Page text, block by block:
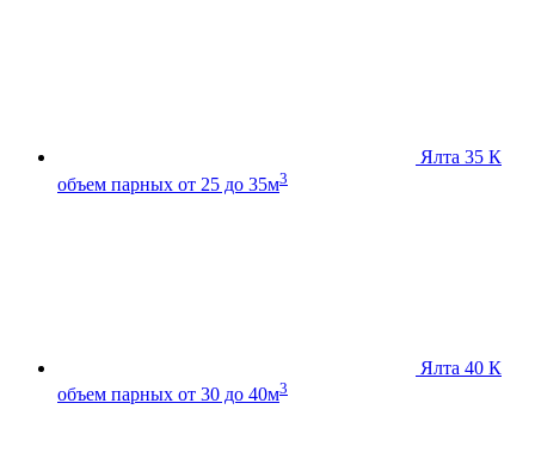
Ялта 35 К
объем парных от 25 до 35м3
Ялта 40 К
объем парных от 30 до 40м3